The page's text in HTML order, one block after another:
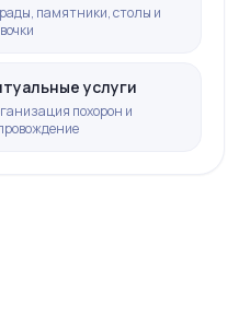
памятники, столы и
услуги
похорон и